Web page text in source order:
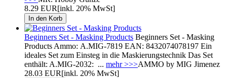
8.29 EUR[inkl. 20% MwSt]
Beginners Set - Masking Products Beginners Set - Masking
Products Ammo: A.MIG-7819 EAN: 8432074078197 Ein
ideales Set zum Einsteg in die Maskierungstechnik Das Set
enthält: A.MIG-2032: ... mehr >>>AMMO by MIG Jimenez
28.03 EUR[inkl. 20% MwSt]